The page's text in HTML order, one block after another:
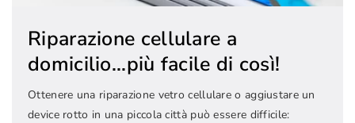
Riparazione cellulare a
domicilio...più facile di così!
Ottenere una riparazione vetro cellulare o aggiustare un
device rotto in una piccola città può essere difficile: